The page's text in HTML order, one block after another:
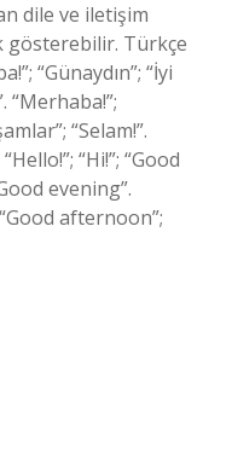
dile ve iletişim
gösterebilir. Türkçe
“Günaydın”; “İyi
“Merhaba!”;
“Selam!”.
“Hi!”; “Good
evening”.
afternoon”;